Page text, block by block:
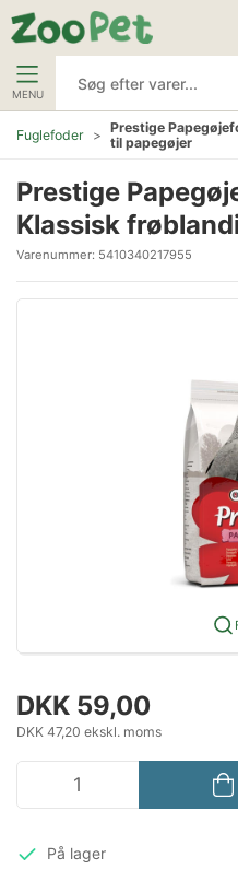
MENU
Fuglefoder
Prestige
til papegøjer
Prestige
Klassisk
Varenummer: 5410340217955
DKK 59,00
DKK 47,20 ekskl. moms
På lager